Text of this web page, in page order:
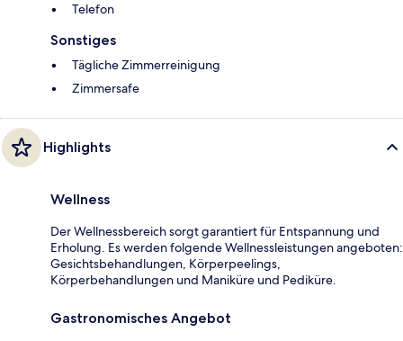
Telefon
Sonstiges
Tägliche Zimmerreinigung
Zimmersafe
Highlights
Wellness
Der Wellnessbereich sorgt garantiert für Entspannung und
Erholung. Es werden folgende Wellnessleistungen angeboten:
Gesichtsbehandlungen, Körperpeelings,
Körperbehandlungen und Maniküre und Pediküre.
Gastronomisches Angebot